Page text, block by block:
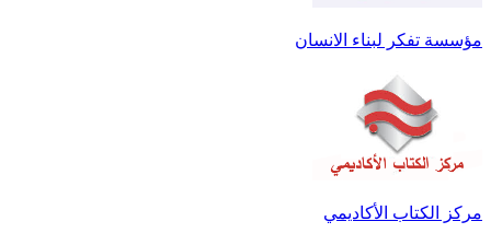
مؤسسة تفكر لبناء الانسان
مركز الكتاب الأكاديمي